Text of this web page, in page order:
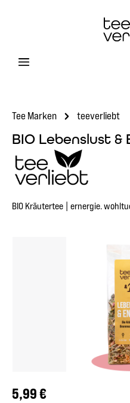
Tee Marken teeverliebt
BIO Lebenslust &
BIO Kräutertee | ernergie.
Regulärer Preis:
5,99 €